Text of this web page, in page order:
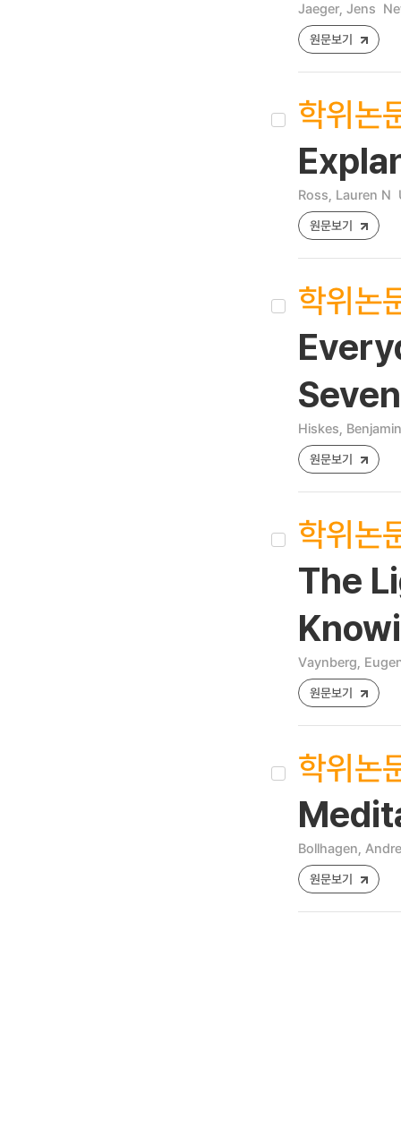
Jaeger, Jens
원문보기
학위논
Ross, Lauren N
원문보기
학위논
Hiskes, Benjamin
원문보기
학위논
The
Vaynberg,
원문보기
학위논
Bollhagen,
원문보기